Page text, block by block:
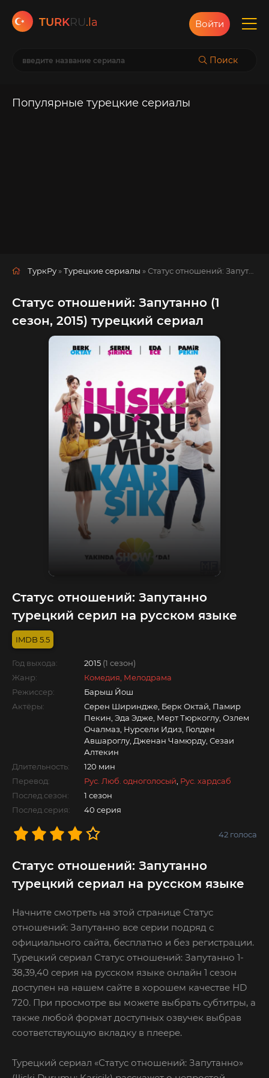
TURKRU.la
Поиск
Войти
Популярные турецкие сериалы
ТуркРу »Турецкие сериалы » Статус отношений: Запутанно
Статус отношений: Запутанно (1
сезон, 2015) турецкий сериал
Статус отношений: Запутанно
турецкий серил на русском языке
5.5
Год выхода: 2015 (1 сезон)
Жанр:
Комедия, Мелодрама
Режиссер:
Барыш Йош
Актёры:
Серен Шириндже, Берк Октай, Памир
Пекин, Эда Эдже, Мерт Тюркоглу, Озлем
Очалмаз, Нурсели Идиз, Гюлден
Авшароглу, Дженан Чамюрду, Сезаи
Алтекин
Длительность:
120 мин
Перевод:
Рус. Люб. одноголосый Рус. хардсаб
Послед.сезон:
1 сезон
Послед.серия:
40 серия
42 голоса
Статус отношений: Запутанно
турецкий сериал на русском языке
Начните смотреть на этой странице Статус
отношений: Запутанно все серии подряд с
официального сайта, бесплатно и без регистрации.
Турецкий сериал Статус отношений: Запутанно 1-
38,39,40 серия на русском языке онлайн 1 сезон
доступен на нашем сайте в хорошем качестве HD
720. При просмотре вы можете выбрать субтитры, а
также любой формат доступных озвучек выбрав
соответствующую вкладку в плеере.
Турецкий сериал «Статус отношений: Запутанно»